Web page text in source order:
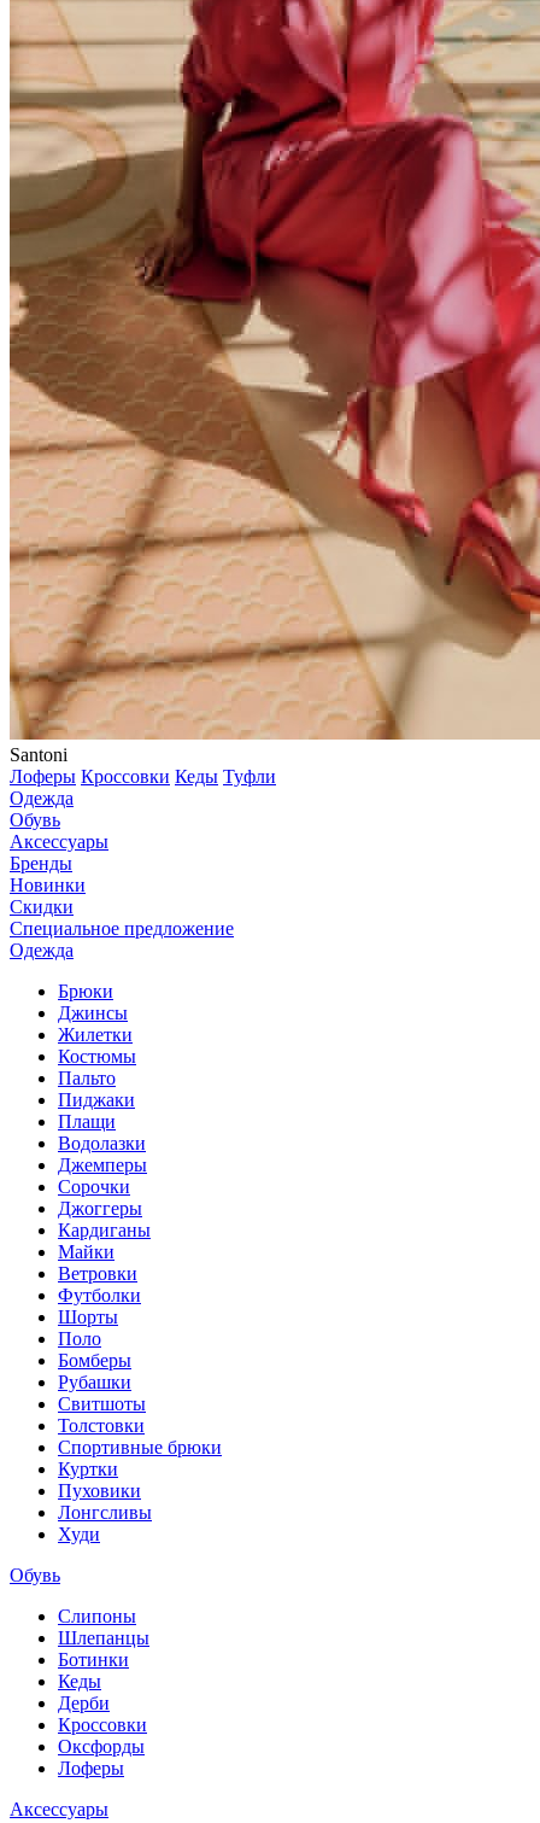
Santoni
Лоферы Кроссовки Кеды Туфли
Одежда
Обувь
Аксессуары
Бренды
Новинки
Скидки
Специальное предложение
Одежда
Брюки
Джинсы
Жилетки
Костюмы
Пальто
Пиджаки
Плащи
Водолазки
Джемперы
Сорочки
Джоггеры
Кардиганы
Майки
Ветровки
Футболки
Шорты
Поло
Бомберы
Рубашки
Свитшоты
Толстовки
Спортивные брюки
Куртки
Пуховики
Лонгсливы
Худи
Обувь
Слипоны
Шлепанцы
Ботинки
Кеды
Дерби
Кроссовки
Оксфорды
Лоферы
Аксессуары